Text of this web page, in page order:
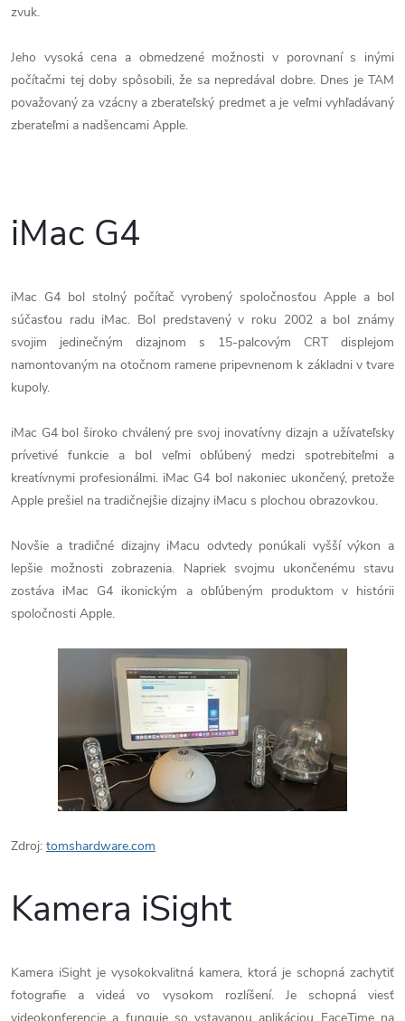
zvuk.
Jeho vysoká cena a obmedzené možnosti v porovnaní s inými
počítačmi tej doby spôsobili, že sa nepredával dobre. Dnes je TAM
považovaný za vzácny a zberateľský predmet a je veľmi vyhľadávaný
zberateľmi a nadšencami Apple.
iMac G4
iMac G4 bol stolný počítač vyrobený spoločnosťou Apple a bol
súčasťou radu iMac. Bol predstavený v roku 2002 a bol známy
svojim jedinečným dizajnom s 15-palcovým CRT displejom
namontovaným na otočnom ramene pripevnenom k základni v tvare
kupoly.
iMac G4 bol široko chválený pre svoj inovatívny dizajn a užívateľsky
prívetivé funkcie a bol veľmi obľúbený medzi spotrebiteľmi a
kreatívnymi profesionálmi. iMac G4 bol nakoniec ukončený, pretože
Apple prešiel na tradičnejšie dizajny iMacu s plochou obrazovkou.
Novšie a tradičné dizajny iMacu odvtedy ponúkali vyšší výkon a
lepšie možnosti zobrazenia. Napriek svojmu ukončenému stavu
zostáva iMac G4 ikonickým a obľúbeným produktom v histórii
spoločnosti Apple.
Zdroj: tomshardware.com
Kamera iSight
Kamera iSight je vysokokvalitná kamera, ktorá je schopná zachytiť
fotografie a videá vo vysokom rozlíšení. Je schopná viesť